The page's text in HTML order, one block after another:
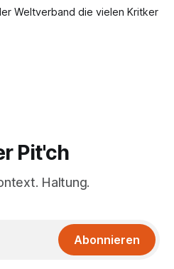
Weltverband die vielen Kritker
Pit'ch
Haltung.
Abonnieren